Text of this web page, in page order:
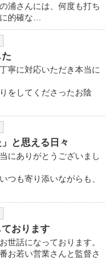
浦さんには、何度も打ち
的確な…
寧に対応いただき本当に
をしてくださったお陰
と思える日々
にありがとうございまし
つも寄り添いながらも、
おります
世話になっております。
お若い営業さんと監督さ